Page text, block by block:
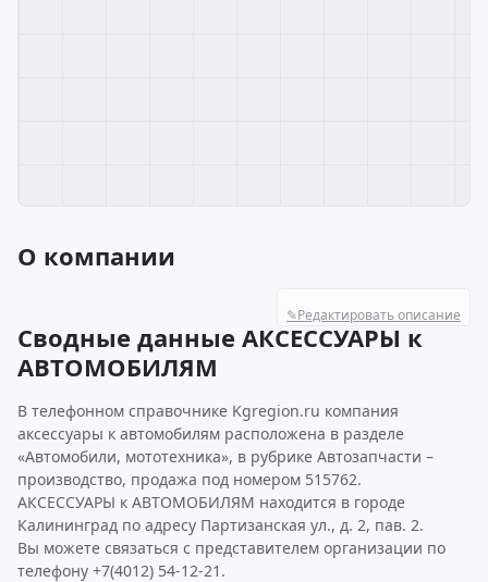
О компании
✎Редактировать описание
Сводные данные АКСЕССУАРЫ к
АВТОМОБИЛЯМ
В телефонном справочнике Kgregion.ru компания
аксессуары к автомобилям расположена в разделе
«Автомобили, мототехника», в рубрике Автозапчасти –
производство, продажа под номером 515762.
АКСЕССУАРЫ к АВТОМОБИЛЯМ находится в городе
Калининград по адресу Партизанская ул., д. 2, пав. 2.
Вы можете связаться с представителем организации по
телефону +7(4012) 54-12-21.